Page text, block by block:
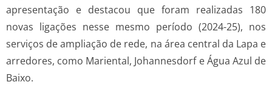
apresentação e destacou que foram realizadas 180
novas ligações nesse mesmo período (2024-25), nos
serviços de ampliação de rede, na área central da Lapa e
arredores, como Mariental, Johannesdorf e Água Azul de
Baixo.